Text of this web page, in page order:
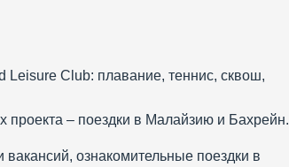
Leisure Club: плавание, теннис, сквош,
проекта – поездки в Малайзию и Бахрейн.
ознакомительные поездки в